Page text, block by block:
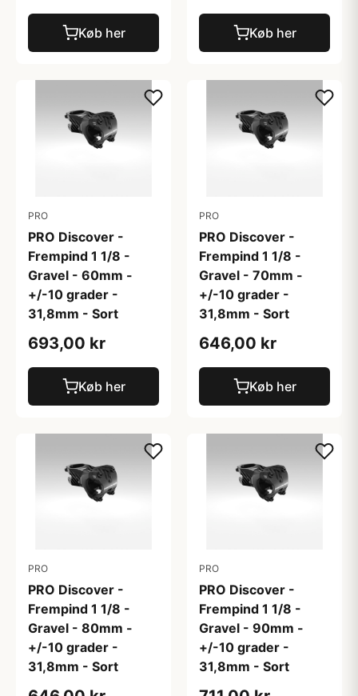
Køb her Køb her
PRO
PRO Discover -
Frempind 1 1/8 -
Gravel - 60mm -
+/-10 grader -
31,8mm - Sort
693,00 kr
Køb her
PRO
PRO Discover -
Frempind 1 1/8 -
Gravel - 70mm -
+/-10 grader -
31,8mm - Sort
646,00 kr
Køb her
PRO
PRO Discover -
Frempind 1 1/8 -
Gravel - 80mm -
+/-10 grader -
31,8mm - Sort
PRO
PRO Discover -
Frempind 1 1/8 -
Gravel - 90mm -
+/-10 grader -
31,8mm - Sort